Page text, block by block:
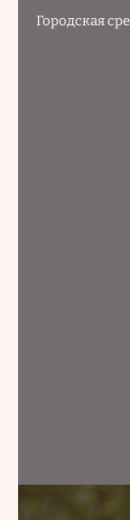
Городская